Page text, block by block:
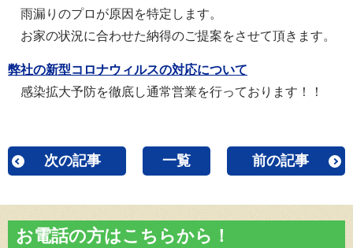
雨漏りのプロが原因を特定します。
お家の状況に合わせた納得のご提案をさせて頂きます。
弊社の新型コロナウィルスの対応について
感染拡大予防を徹底し通常営業を行っております！！
次の記事 一覧 前の記事
お電話の方はこちらから！